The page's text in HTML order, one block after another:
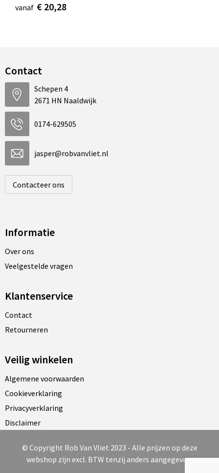
vanaf € 20,28
Contact
Schepen 4
2671 HN Naaldwijk
0174-629505
jasper@robvanvliet.nl
Contacteer ons
Informatie
Over ons
Veelgestelde vragen
Klantenservice
Contact
Retourneren
Veilig winkelen
Algemene voorwaarden
Cookieverklaring
Privacyverklaring
Disclaimer
© Copyright Rob Van Vliet 2023 - Alle prijzen op deze
webshop zijn excl. BTW tenzij anders aangegeven.